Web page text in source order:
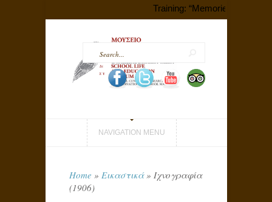
Training: “Memories that
NAVIGATION MENU
Home » Εικαστικά » Ιχνογραφία
(1906)